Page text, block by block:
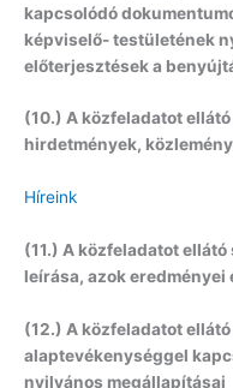
kapcsolódó
képviselő- testületének
előterjesztések a
(10.) A közfeladatot
hirdetmények,
Híreink
(11.) A közfeladatot
leírása, azok eredményei
(12.) A közfeladatot
alaptevékenységgel
nyilvános megállapításai